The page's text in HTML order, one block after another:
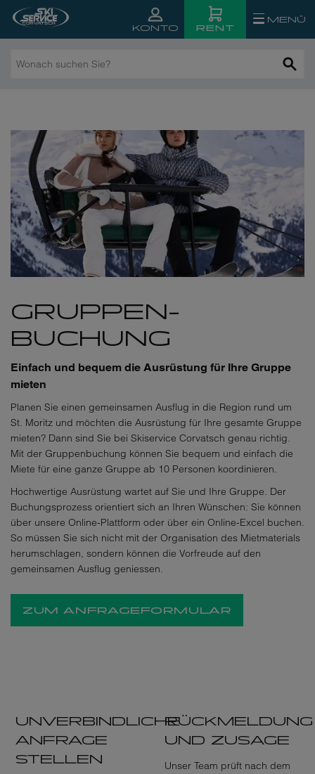
KONTO RENT
MENÜ
Wonach
GRUPPEN­
BUCHUNG
Einfach und bequem die Ausrüstung für Ihre Gruppe
mieten
Planen Sie einen gemeinsamen Ausflug in die Region rund um
St. Moritz und möchten die Ausrüstung für Ihre gesamte Gruppe
mieten? Dann sind Sie bei Skiservice Corvatsch genau richtig.
Mit der Gruppenbuchung können Sie bequem und einfach die
Miete für eine ganze Gruppe ab 10 Personen koordinieren.
Hochwertige Ausrüstung wartet auf Sie und Ihre Gruppe. Der
Buchungsprozess orientiert sich an Ihren Wünschen: Sie können
über unsere Online-Plattform oder über ein Online-Excel buchen.
So müssen Sie sich nicht mit der Organisation des Mietmaterials
herumschlagen, sondern können die Vorfreude auf den
gemeinsamen Ausflug geniessen.
ZUM ANFRAGEFORMULAR
UNVERBINDLICHE
ANFRAGE
STELLEN
RÜCKMELDUNG
UND ZUSAGE
Unser Team prüft nach dem